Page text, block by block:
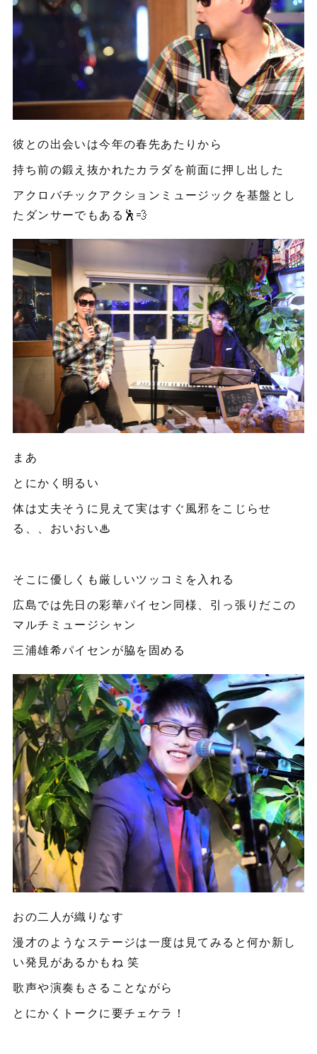
彼との出会いは今年の春先あたりから
持ち前の鍛え抜かれたカラダを前面に押し出した
アクロバチックアクションミュージックを基盤とし
たダンサーでもある🕺💨
まあ
とにかく明るい
体は丈夫そうに見えて実はすぐ風邪をこじらせ
る、、おいおい♨︎
そこに優しくも厳しいツッコミを入れる
広島では先日の彩華パイセン同様、引っ張りだこの
マルチミュージシャン
三浦雄希パイセンが脇を固める
おの二人が織りなす
漫才のようなステージは一度は見てみると何か新し
い発見があるかもね 笑
歌声や演奏もさることながら
とにかくトークに要チェケラ！